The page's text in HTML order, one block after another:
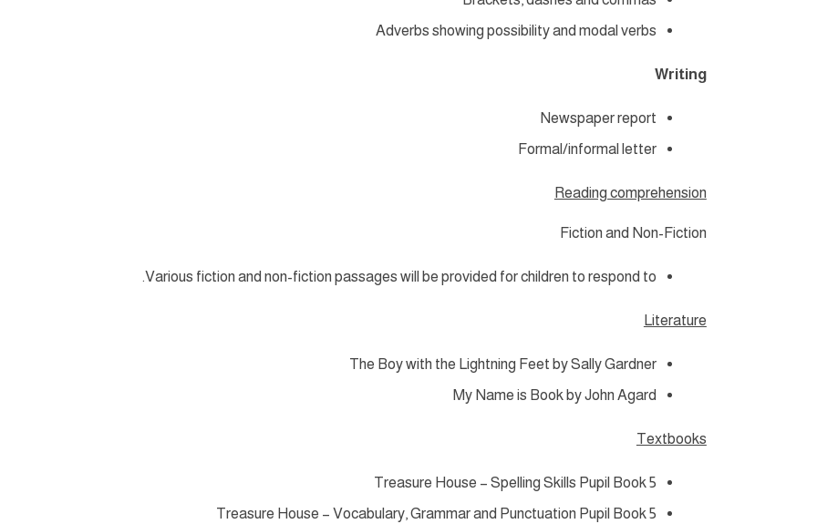
Adverbs showing possibility and modal verbs
Writing
Newspaper report
Formal/informal letter
Reading comprehension
Fiction and Non-Fiction
Various fiction and non-fiction passages will be provided for children to respond to.
Literature
The Boy with the Lightning Feet by Sally Gardner
My Name is Book by John Agard
Textbooks
Treasure House – Spelling Skills Pupil Book 5
Treasure House – Vocabulary, Grammar and Punctuation Pupil Book 5